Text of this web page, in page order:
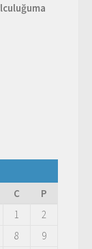
C
P
1
2
8
9